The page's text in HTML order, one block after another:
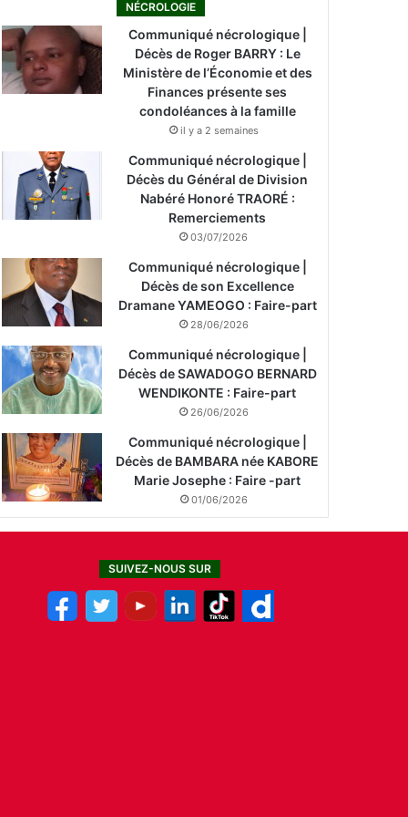
NÉCROLOGIE
Communiqué nécrologique |
Décès de Roger BARRY : Le
Ministère de l’Économie et des
Finances présente ses
condoléances à la famille
il y a 2 semaines
Communiqué nécrologique |
Décès du Général de Division
Nabéré Honoré TRAORÉ :
Remerciements
03/07/2026
Communiqué nécrologique |
Décès de son Excellence
Dramane YAMEOGO : Faire-part
28/06/2026
Communiqué nécrologique |
Décès de SAWADOGO BERNARD
WENDIKONTE : Faire-part
26/06/2026
Communiqué nécrologique |
Décès de BAMBARA née KABORE
Marie Josephe : Faire -part
01/06/2026
SUIVEZ-NOUS SUR